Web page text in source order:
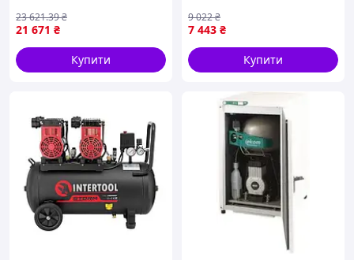
СТО та виробництв 10 Бар
340 л/хв 400 В
21 671 ₴
23 621.39₴
Купити
900Вт, 6 бар
7 443 ₴
9 022₴
Купити